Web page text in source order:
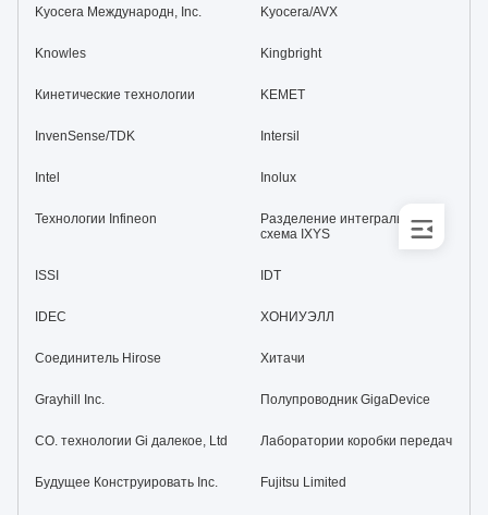
Kyocera Международн, Inc. Kyocera/AVX
Knowles Kingbright
Кинетические технологии KEMET
InvenSense/TDK Intersil
Intel Inolux
Технологии Infineon
Разделение интегральных
схема IXYS
ISSI IDT
IDEC ХОНИУЭЛЛ
Соединитель Hirose Хитачи
Grayhill Inc. Полупроводник GigaDevice
CO. технологии Gi далекое, Ltd Лаборатории коробки передач
Будущее Конструировать Inc. Fujitsu Limited